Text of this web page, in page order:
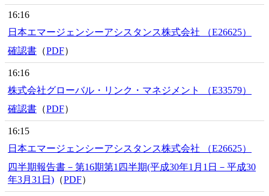
16:16
日本エマージェンシーアシスタンス株式会社 （E26625）
確認書 （PDF）
16:16
株式会社グローバル・リンク・マネジメント （E33579）
確認書 （PDF）
16:15
日本エマージェンシーアシスタンス株式会社 （E26625）
四半期報告書－第16期第1四半期(平成30年1月1日－平成30
年3月31日) （PDF）